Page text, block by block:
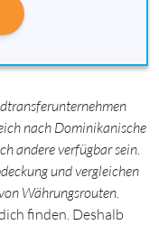
nach Dominikanische
andere verfügbar sein.
und vergleichen
Währungsrouten.
finden. Deshalb